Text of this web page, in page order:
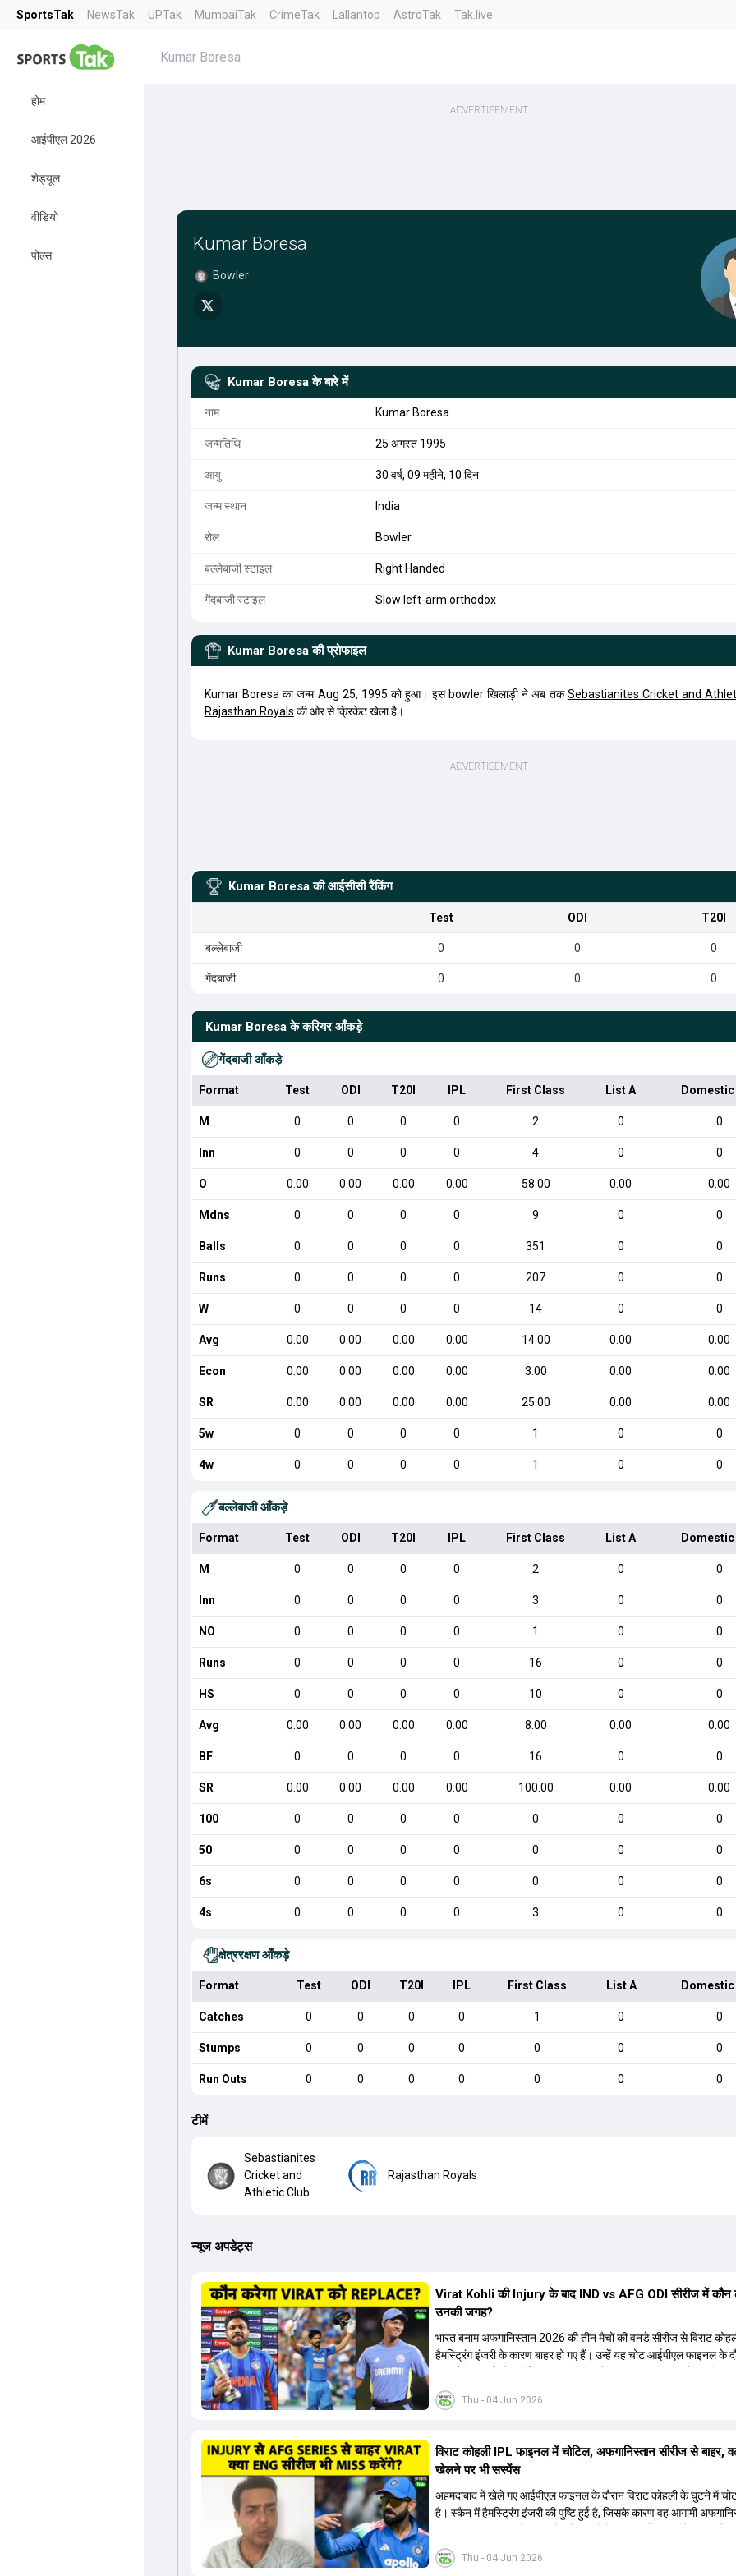
SportsTak NewsTak UPTak MumbaiTak CrimeTak Lallantop AstroTak Tak.live
होम
आईपीएल 2026
शेड्यूल
वीडियो
पोल्स
Kumar Boresa
Kumar Boresa
Bowler
Kumar Boresa के बारे में
नाम Kumar Boresa
जन्मतिथि 25 अगस्त 1995
आयु 30 वर्ष, 09 महीने, 10 दिन
जन्म स्थान India
रोल Bowler
बल्लेबाजी स्टाइल Right Handed
गेंदबाजी स्टाइल Slow left-arm orthodox
Kumar Boresa की प्रोफाइल
Kumar Boresa का जन्म Aug 25, 1995 को हुआ। इस bowler खिलाड़ी ने अब तकSebastianites Cricket and
Rajasthan Royals की ओर से क्रिकेट खेला है।
Kumar Boresa की आईसीसी रैंकिंग
Test ODI T20I
बल्लेबाजी 0 0 0
गेंदबाजी 0 0 0
Kumar Boresa के करियर आँकड़े
गेंदबाजी आँकड़े
Format Test ODI T20I IPL First Class List A
M 0 0 0 0 2 0 0
Inn 0 0 0 0 4 0 0
O 0.00 0.00 0.00 0.00 58.00 0.00 0.00
Mdns 0 0 0 0 9 0 0
Balls 0 0 0 0 351 0 0
Runs 0 0 0 0 207 0 0
W 0 0 0 0 14 0 0
Avg 0.00 0.00 0.00 0.00 14.00 0.00 0.00
Econ 0.00 0.00 0.00 0.00 3.00 0.00 0.00
SR 0.00 0.00 0.00 0.00 25.00 0.00 0.00
5w 0 0 0 0 1 0 0
4w 0 0 0 0 1 0 0
बल्लेबाजी आँकड़े
Format Test ODI T20I IPL First Class List A
M 0 0 0 0 2 0 0
Inn 0 0 0 0 3 0 0
NO 0 0 0 0 1 0 0
Runs 0 0 0 0 16 0 0
HS 0 0 0 0 10 0 0
Avg 0.00 0.00 0.00 0.00 8.00 0.00 0.00
BF 0 0 0 0 16 0 0
SR 0.00 0.00 0.00 0.00 100.00 0.00 0.00
100 0 0 0 0 0 0 0
50 0 0 0 0 0 0 0
6s 0 0 0 0 0 0 0
4s 0 0 0 0 3 0 0
क्षेत्ररक्षण आँकड़े
Format Test ODI T20I IPL First Class List A
Catches 0 0 0 0 1 0 0
Stumps 0 0 0 0 0 0 0
Run Outs 0 0 0 0 0 0 0
टीमें
Sebastianites
Cricket and
Athletic Club
Rajasthan Royals
न्यूज अपडेट्स
Thu - 04 Jun 2026
Virat Kohli की Injury के बाद IND vs AFG ODI सीरीज में कौन
उनकी जगह?
भारत बनाम अफगानिस्तान 2026 की तीन मैचों की वनडे सीरीज से विराट
हैमस्ट्रिंग इंजरी के कारण बाहर हो गए हैं। उन्हें यह चोट आईपीएल फाइनल के
कोहली की जगह एक मजबूत विकल्प खोजना जरूरी है। इस वीडियो में विराट
रिप्लेसमेंट के तौर पर कई दावेदारों पर चर्चा की गई है। रुतुराज गायकवाड़
हालांकि उनके बैटिंग ऑर्डर पर विचार करना होगा। इसके अलावा 82 से ज्यादा
औसत वाले देवदत्त पडिक्कल भी एक शानदार विकल्प हो सकते हैं। टीम
पहले से मौजूद ईशान किशन को भी नंबर तीन पर खिलाने का फैसला कर सकती
Thu - 04 Jun 2026
विराट कोहली IPL फाइनल में चोटिल, अफगानिस्तान सीरीज से बाहर,
खेलने पर भी सस्पेंस
अहमदाबाद में खेले गए आईपीएल फाइनल के दौरान विराट कोहली के घुटने में
है। स्कैन में हैमस्ट्रिंग इंजरी की पुष्टि हुई है, जिसके कारण वह आगामी
सकता है, और अगर सर्जरी की जरूरत पड़ी तो 3 से 5 महीने भी लग सकते हैं।
कोहली अब रिहैब और असेसमेंट के लिए बेंगलुरु स्थित सेंटर ऑफ एक्सीलेंस